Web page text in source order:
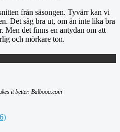
från säsongen. Tyvärr kan vi
Det såg bra ut, om än inte lika bra
Men det finns en antydan om att
och mörkare ton.
it better. Balbooa.com